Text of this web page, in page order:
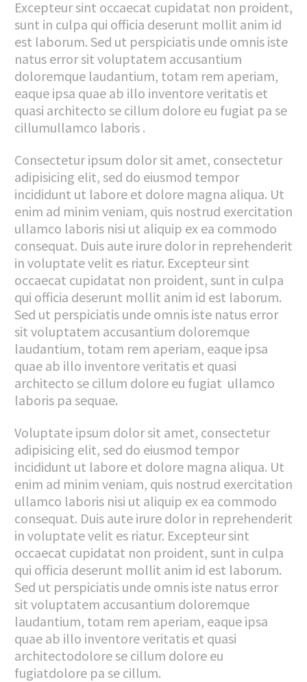
Excepteur sint occaecat cupidatat non proident,
sunt in culpa qui officia deserunt mollit anim id
est laborum. Sed ut perspiciatis unde omnis iste
natus error sit voluptatem accusantium
doloremque laudantium, totam rem aperiam,
eaque ipsa quae ab illo inventore veritatis et
quasi architecto se cillum dolore eu fugiat pa se
cillumullamco laboris .
Consectetur ipsum dolor sit amet, consectetur
adipisicing elit, sed do eiusmod tempor
incididunt ut labore et dolore magna aliqua. Ut
enim ad minim veniam, quis nostrud exercitation
ullamco laboris nisi ut aliquip ex ea commodo
consequat. Duis aute irure dolor in reprehenderit
in voluptate velit es riatur. Excepteur sint
occaecat cupidatat non proident, sunt in culpa
qui officia deserunt mollit anim id est laborum.
Sed ut perspiciatis unde omnis iste natus error
sit voluptatem accusantium doloremque
laudantium, totam rem aperiam, eaque ipsa
quae ab illo inventore veritatis et quasi
architecto se cillum dolore eu fugiat ullamco
laboris pa sequae.
Voluptate ipsum dolor sit amet, consectetur
adipisicing elit, sed do eiusmod tempor
incididunt ut labore et dolore magna aliqua. Ut
enim ad minim veniam, quis nostrud exercitation
ullamco laboris nisi ut aliquip ex ea commodo
consequat. Duis aute irure dolor in reprehenderit
in voluptate velit es riatur. Excepteur sint
occaecat cupidatat non proident, sunt in culpa
qui officia deserunt mollit anim id est laborum.
Sed ut perspiciatis unde omnis iste natus error
sit voluptatem accusantium doloremque
laudantium, totam rem aperiam, eaque ipsa
quae ab illo inventore veritatis et quasi
architectodolore se cillum dolore eu
fugiatdolore pa se cillum.